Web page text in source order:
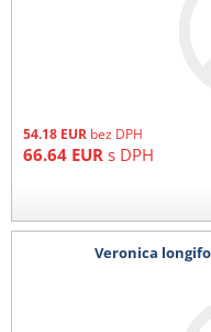
54.18 EUR bez DPH
66.64 EUR s DPH
Veronica